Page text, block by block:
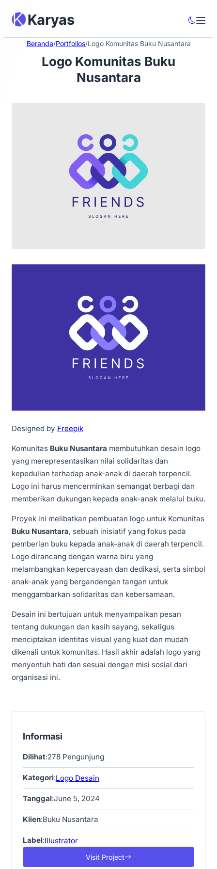
Beranda/Portfolios/Logo Komunitas Buku Nusantara
Logo Komunitas Buku
Nusantara
Designed by Freepik
Komunitas Buku Nusantara membutuhkan desain logo
yang merepresentasikan nilai solidaritas dan
kepedulian terhadap anak-anak di daerah terpencil.
Logo ini harus mencerminkan semangat berbagi dan
memberikan dukungan kepada anak-anak melalui buku.
Proyek ini melibatkan pembuatan logo untuk Komunitas
Buku Nusantara, sebuah inisiatif yang fokus pada
pemberian buku kepada anak-anak di daerah terpencil.
Logo dirancang dengan warna biru yang
melambangkan kepercayaan dan dedikasi, serta simbol
anak-anak yang bergandengan tangan untuk
menggambarkan solidaritas dan kebersamaan.
Desain ini bertujuan untuk menyampaikan pesan
tentang dukungan dan kasih sayang, sekaligus
menciptakan identitas visual yang kuat dan mudah
dikenali untuk komunitas. Hasil akhir adalah logo yang
menyentuh hati dan sesuai dengan misi sosial dari
organisasi ini.
Informasi
Dilihat:278Pengunjung
Kategori:Logo Desain
Tanggal:June 5, 2024
Klien:Buku Nusantara
Label:Illustrator
Visit Project